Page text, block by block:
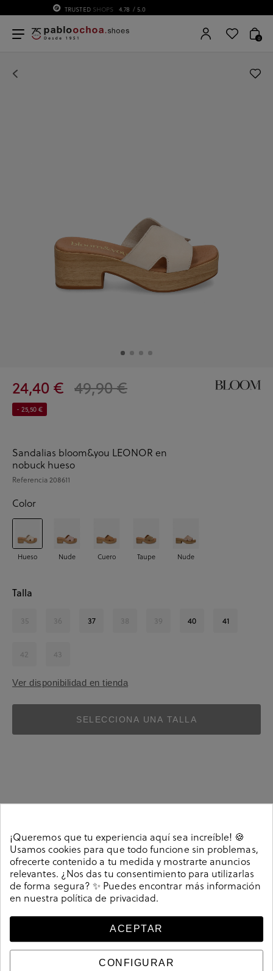
75 ANIVERSARIO | Desde 1951 pabloochoa.shoes
0
24,40 € 49,90 €
- 25,50 €
Sandalias bloom&you LEONOR en
nobuck hueso
Referencia208611
Color
Hueso Nude Cuero Taupe Nude
Talla
35 36 37 38 39 40 41
42 43
Ver disponibilidad en tienda
SELECCIONA UNA TALLA
Sandalias bloom&you LEONOR en nobuck hueso.
Tacón 5,5cm, plataforma 2,5cm. Sin cierre, slip on. La
plantilla no es extraible. Hecho en España.
Referencia208611
Guía de tallas
¡Queremos que tu experiencia aquí sea increíble! 🍪
Usamos cookies para que todo funcione sin problemas,
ofrecerte contenido a tu medida y mostrarte anuncios
relevantes. ¿Nos das tu consentimiento para utilizarlas
de forma segura? ✨ Puedes encontrar más información
en nuestra política de privacidad.
ACEPTAR
CONFIGURAR